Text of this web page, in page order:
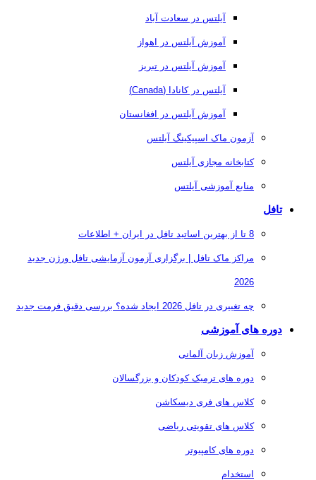
آیلتس در سعادت آباد
آموزش آیلتس در اهواز
آموزش آیلتس در تبریز
آیلتس در کانادا (Canada)
آموزش آیلتس در افغانستان
آزمون ماک اسپیکینگ آیلتس
کتابخانه مجازی آیلتس
منابع آموزشی آیلتس
تافل
8 تا از بهترین اساتید تافل در ایران + اطلاعات
مراکز ماک تافل | برگزاری آزمون آزمایشی تافل ورژن جدید
2026
چه تغییری در تافل 2026 ایجاد شده؟ بررسی دقیق فرمت جدید
دوره های آموزشی
آموزش زبان آلمانی
دوره های ترمیک کودکان و بزرگسالان
کلاس های فری دیسکاشن
کلاس های تقویتی ریاضی
دوره های کامپیوتر
استخدام